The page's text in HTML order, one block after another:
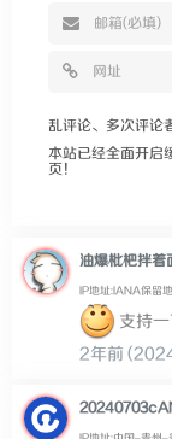
乱评论、多次评论
本站已经全面开启
页！
油爆枇杷拌着
IP地址:IANA保留
支持
2年前